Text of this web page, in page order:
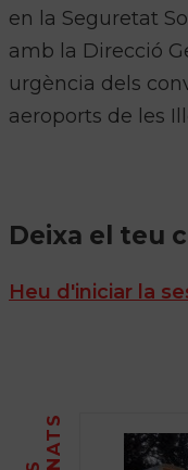
en la Seguretat
amb la Direcció
urgència dels
aeroports de les
Deixa el teu
Heu d'iniciar la